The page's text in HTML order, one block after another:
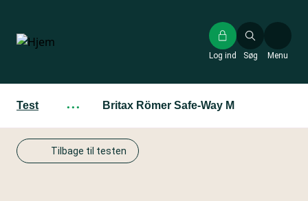
hovedindhold
Søg
Log ind Menu
Test ··· Britax Römer Safe-Way M
Tilbage til testen